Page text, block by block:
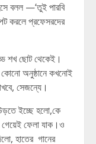
বলল —‘তুই পারবি
করলে প্রফেসরদের
শখ ছোট থেকেই।
অনুষ্ঠানে কখনোই
সেজন্যে।
ইচ্ছে হলো,কে
ফেলা যাক।ও
হাতের গানের